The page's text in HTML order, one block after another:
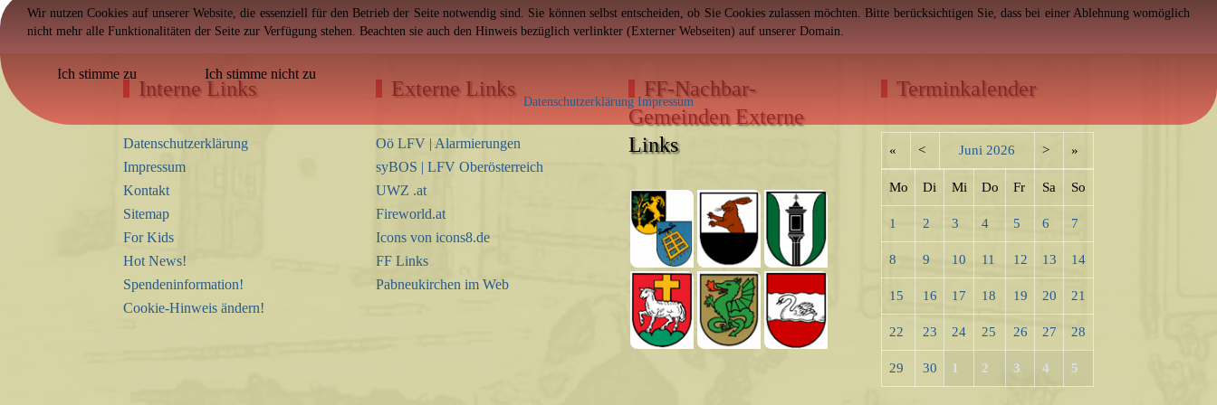
Interne Links
Datenschutzerklärung
Impressum
Kontakt
Sitemap
For Kids
Hot News!
Spendeninformation!
Cookie-Hinweis ändern!
Externe Links
Oö LFV | Alarmierungen
syBOS | LFV Oberösterreich
UWZ .at
Fireworld.at
Icons von icons8.de
FF Links
Pabneukirchen im Web
FF-Nachbar-
Gemeinden Externe
Links
Terminkalender
« < Juni 2026 > »
Mo Di Mi Do Fr Sa So
1 2 3 4 5 6 7
8 9 10 11 12 13 14
15 16 17 18 19 20 21
22 23 24 25 26 27 28
29 30 1 2 3 4 5
Wir nutzen Cookies auf unserer Website, die essenziell für den Betrieb der Seite notwendig sind. Sie können selbst entscheiden, ob Sie Cookies zulassen möchten. Bitte berücksichtigen Sie, dass bei einer Ablehnung womöglich
nicht mehr alle Funktionalitäten der Seite zur Verfügung stehen. Beachten sie auch den Hinweis bezüglich verlinkter (Externer Webseiten) auf unserer Domain.
Ich stimme zu Ich stimme nicht zu
Datenschutzerklärung Impressum